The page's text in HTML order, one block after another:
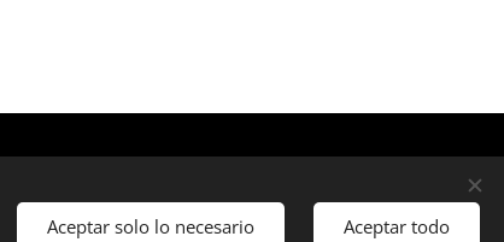
Aceptar solo lo necesario Aceptar todo